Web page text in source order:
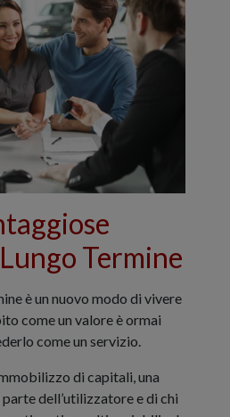
Termine
è un nuovo modo di vivere
come un valore è ormai
come un servizio.
di capitali, una
dell’utilizzatore e di chi